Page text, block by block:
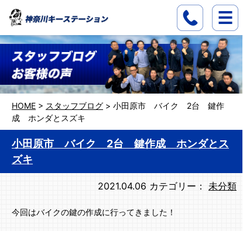
HOME > スタッフブログ > 小田原市 バイク 2台 鍵作
成 ホンダとスズキ
小田原市 バイク 2台 鍵作成 ホンダとス
ズキ
2021.04.06 カテゴリー： 未分類
今回はバイクの鍵の作成に行ってきました！